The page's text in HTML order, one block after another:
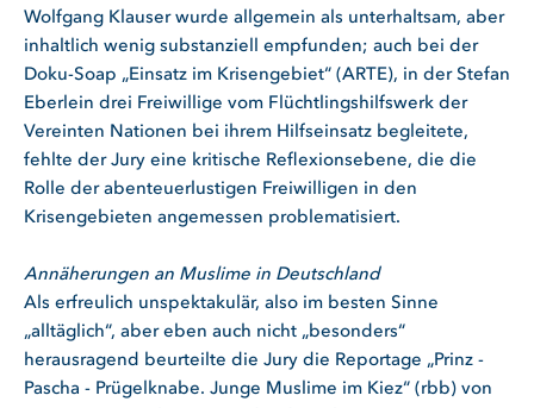
Wolfgang Klauser wurde allgemein als unterhaltsam, aber
inhaltlich wenig substanziell empfunden; auch bei der
Doku-Soap „Einsatz im Krisengebiet“ (ARTE), in der Stefan
Eberlein drei Freiwillige vom Flüchtlingshilfswerk der
Vereinten Nationen bei ihrem Hilfseinsatz begleitete,
fehlte der Jury eine kritische Reflexionsebene, die die
Rolle der abenteuerlustigen Freiwilligen in den
Krisengebieten angemessen problematisiert.
Annäherungen an Muslime in Deutschland
Als erfreulich unspektakulär, also im besten Sinne
„alltäglich“, aber eben auch nicht „besonders“
herausragend beurteilte die Jury die Reportage „Prinz -
Pascha - Prügelknabe. Junge Muslime im Kiez“ (rbb) von